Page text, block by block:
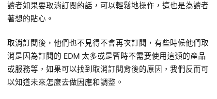
讀者如果要取消訂閱的話，可以輕鬆地操作，這也是為讀者
著想的貼心。
取消訂閱後，他們也不見得不會再次訂閱，有些時候他們取
消是因為訂閱的 EDM 太多或是暫時不需要使用這類的產品
或服務等，如果可以找到取消訂閱背後的原因，我們反而可
以知道未來怎麼去做因應和調整。